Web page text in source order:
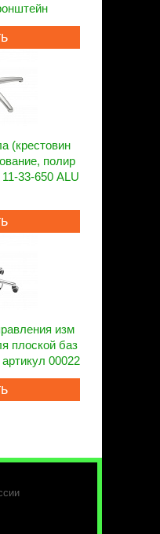
(крестовин
полир
33-650 ALU
изм
плоской баз
00022